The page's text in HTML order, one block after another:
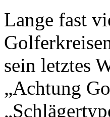
Lange fast
sein letztes
„Achtung